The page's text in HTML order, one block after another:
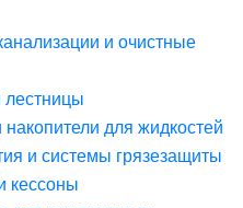
и очистные
лестницы
для жидкостей
и системы грязезащиты
кессоны